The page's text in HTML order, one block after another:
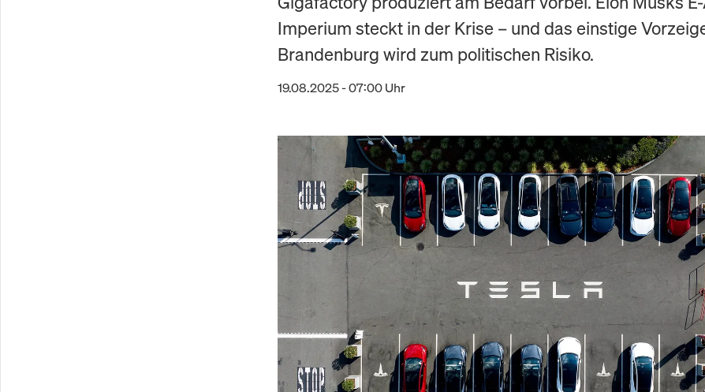
Imperium steckt in der Krise – und das einstige
Brandenburg wird zum politischen Risiko.
19.08.2025 - 07:00 Uhr